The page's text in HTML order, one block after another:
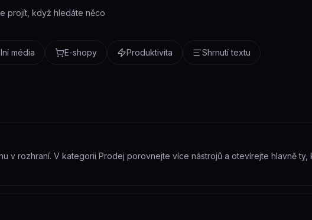
projít, když hledáte něco
média E-shopy Produktivita Shrnutí textu
rozhraní. V kategorii Prodej porovnejte více nástrojů a otevírejte hlavně ty,